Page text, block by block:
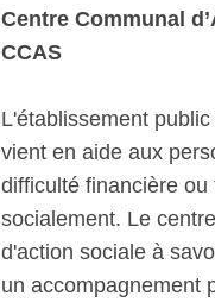
Centre Communal
CCAS
L'établissement
vient en aide aux
difficulté financière ou
socialement. Le
d'action sociale à
un accompagnement